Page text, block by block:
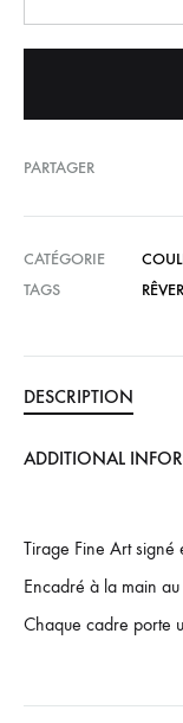
PARTAGER
CATÉGORIE
TAGS
RÊVER
DESCRIPTION
ADDITIONAL
Tirage Fine Art
Encadré à la main
Chaque cadre porte